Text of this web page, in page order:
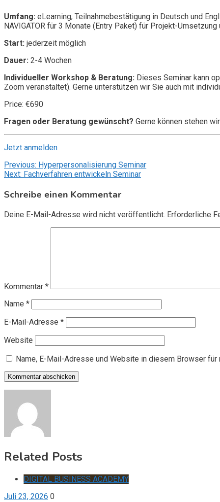
Umfang: eLearning, Teilnahmebestätigung in Deutsch und
NAVIGATOR für 3 Monate (Entry Paket) für Projekt-
Start: jederzeit möglich
Dauer: 2-4 Wochen
Individueller Workshop & Beratung: Dieses Seminar kann
Zoom veranstaltet). Gerne unterstützen wir Sie auch mit
Price: €690
Fragen oder Beratung gewünscht? Gerne können stehen
Jetzt anmelden
Beitragsnavigation
Previous: Hyperpersonalisierung Seminar
Next: Fachverfahren entwickeln Seminar
Schreibe einen Kommentar
Deine E-Mail-Adresse wird nicht veröffentlicht. Erforderliche
Kommentar *
Name *
E-Mail-Adresse *
Website
Name, E-Mail-Adresse und Website in diesem Browser
Related Posts
DIGITAL BUSINESS ACADEMY
Juli 23, 2026 0